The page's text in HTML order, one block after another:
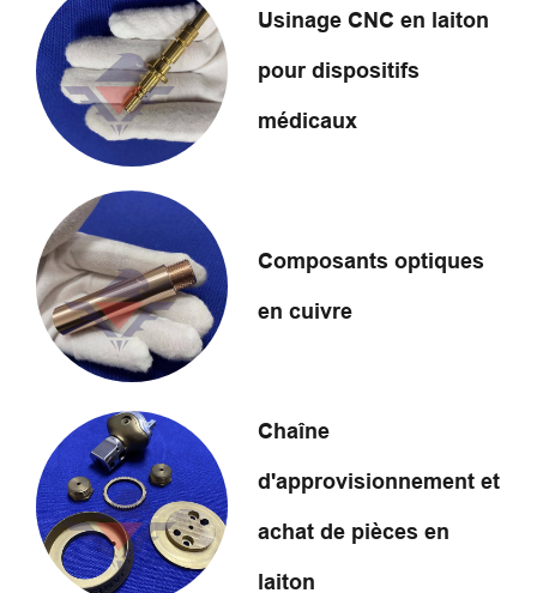
Usinage CNC en laiton
pour dispositifs
médicaux
Composants optiques
en cuivre
Chaîne
d'approvisionnement et
achat de pièces en
laiton